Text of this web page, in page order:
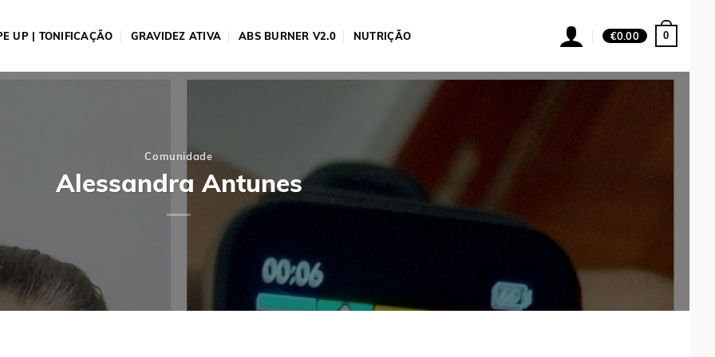
UP | TONIFICAÇÃO GRAVIDEZ ATIVA ABS BURNER V2.0 NUTRIÇÃO €0.00 0
Comunidade
Alessandra Antunes